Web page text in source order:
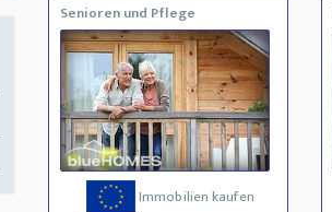
Senioren und Pflege
Immobilien kaufen